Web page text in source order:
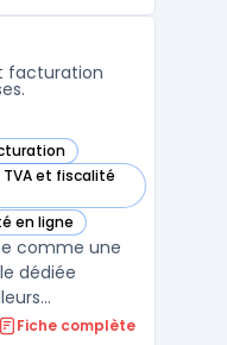
facturation
et fiscalité
en ligne
comme une
dédiée
de la micro-
Fiche complète